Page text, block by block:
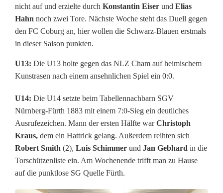
e
r
k
ä
p
f
t
T
nicht auf und erzielte durch Konstantin Eiser und Elias
Hahn noch zwei Tore. Nächste Woche steht das Duell gegen
den FC Coburg an, hier wollen die Schwarz-Blauen erstmals
in dieser Saison punkten.
U13: Die U13 holte gegen das NLZ Cham auf heimischem
Kunstrasen nach einem ansehnlichen Spiel ein 0:0.
U14: Die U14 setzte beim Tabellennachbarn SGV
Nürnberg-Fürth 1883 mit einem 7:0-Sieg ein deutliches
Ausrufezeichen. Mann der ersten Hälfte warChristoph
Kraus, dem ein Hattrick gelang. Außerdem reihten sich
Robert Smith (2), Luis Schimmer und Jan Gebhard in die
Torschützenliste ein. Am Wochenende trifft man zu Hause
auf die punktlose SG Quelle Fürth.